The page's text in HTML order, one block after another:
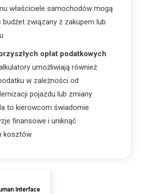
właściciele samochodów mogą
budżet związany z zakupem lub
opłat podatkowych
umożliwiają również
w zależności od
pojazdu lub zmiany
to kierowcom świadomie
finansowe i uniknąć
kosztów
Interface